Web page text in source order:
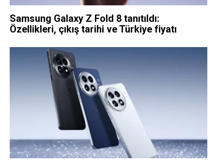
Samsung Galaxy Z Fold 8 tanıtıldı:
Özellikleri, çıkış tarihi ve Türkiye fiyatı